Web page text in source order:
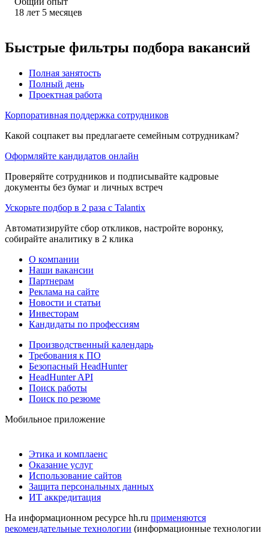
18 лет 5 месяцев
Быстрые фильтры подбора вакансий
Полная занятость
Полный день
Проектная работа
Корпоративная поддержка сотрудников
Какой соцпакет вы предлагаете семейным сотрудникам?
Оформляйте кандидатов онлайн
Проверяйте сотрудников и подписывайте кадровые
документы без бумаг и личных встреч
Ускорьте подбор в 2 раза с Talantix
Автоматизируйте сбор откликов, настройте воронку,
собирайте аналитику в 2 клика
О компании
Наши вакансии
Партнерам
Реклама на сайте
Новости и статьи
Инвесторам
Кандидаты по профессиям
Производственный календарь
Требования к ПО
Безопасный HeadHunter
HeadHunter API
Поиск работы
Поиск по резюме
Мобильное приложение
Этика и комплаенс
Оказание услуг
Использование сайтов
Защита персональных данных
ИТ аккредитация
На информационном ресурсе hh.ru применяются
рекомендательные технологии (информационные технологии